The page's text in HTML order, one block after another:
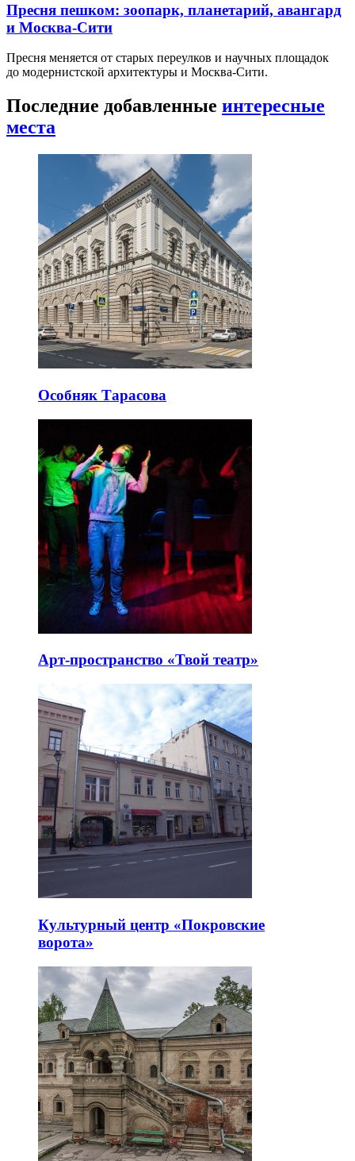
Пресня пешком: зоопарк, планетарий, авангард
и Москва-Сити
Пресня меняется от старых переулков и научных площадок
до модернистской архитектуры и Москва-Сити.
Последние добавленные интересные
места
Особняк Тарасова
Арт-пространство «Твой театр»
Культурный центр «Покровские
ворота»